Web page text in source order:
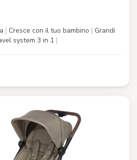
| Cresce con il tuo bambino | Grandi
system 3 in 1 |